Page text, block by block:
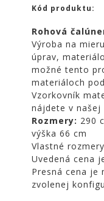
EXTERIÉROVÝ
VÔNE
SVIEČKY
CÔTE
NOIRE
Obklady
dlažby
ATLAS
CONCORDE
KATALÓGY
Kód produktu:
Rohová
Výroba na
úprav,
možné tento
materiáloch
Vzorkovník
nájdete v našej
Rozmery: 290
výška 66 cm
Vlastné
Uvedená cena
Presná cena je
zvolenej